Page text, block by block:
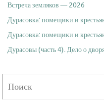
Встреча земляков — 2026
Дурасовка: помещики и
Дурасовка: помещики и
Дурасовы (часть 4). Дело о